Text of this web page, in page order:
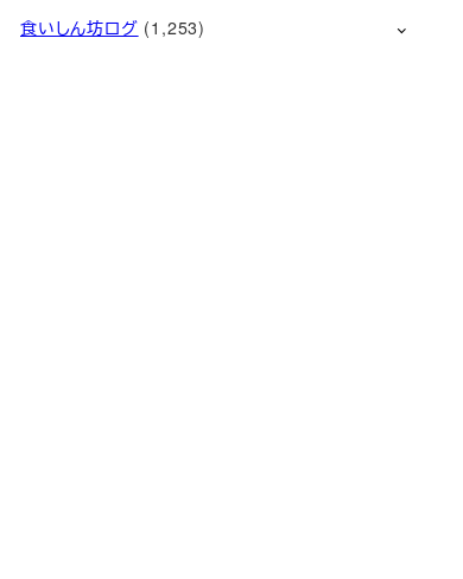
食いしん坊ログ (1,253)